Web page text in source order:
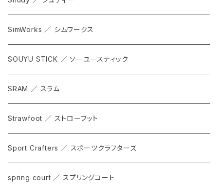
SimWorks ／ シムワークス
SOUYU STICK ／ ソーユースティック
SRAM ／ スラム
Strawfoot ／ ストローフット
Sport Crafters ／ スポーツクラフターズ
spring court ／ スプリングコート